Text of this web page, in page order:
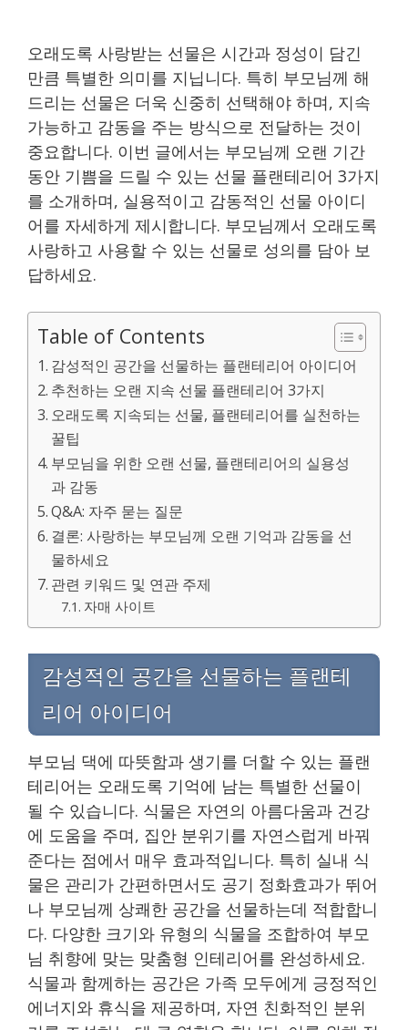
오래도록 사랑받는 선물은 시간과 정성이 담긴
만큼 특별한 의미를 지닙니다. 특히 부모님께 해
드리는 선물은 더욱 신중히 선택해야 하며, 지속
가능하고 감동을 주는 방식으로 전달하는 것이
중요합니다. 이번 글에서는 부모님께 오랜 기간
동안 기쁨을 드릴 수 있는 선물 플랜테리어 3가지
를 소개하며, 실용적이고 감동적인 선물 아이디
어를 자세하게 제시합니다. 부모님께서 오래도록
사랑하고 사용할 수 있는 선물로 성의를 담아 보
답하세요.
Table of Contents
감성적인 공간을 선물하는 플랜테리어 아이디어
추천하는 오랜 지속 선물 플랜테리어 3가지
오래도록 지속되는 선물, 플랜테리어를 실천하는
꿀팁
부모님을 위한 오랜 선물, 플랜테리어의 실용성
과 감동
Q&A: 자주 묻는 질문
결론: 사랑하는 부모님께 오랜 기억과 감동을 선
물하세요
관련 키워드 및 연관 주제
자매 사이트
감성적인 공간을 선물하는 플랜테
리어 아이디어
부모님 댁에 따뜻함과 생기를 더할 수 있는 플랜
테리어는 오래도록 기억에 남는 특별한 선물이
될 수 있습니다. 식물은 자연의 아름다움과 건강
에 도움을 주며, 집안 분위기를 자연스럽게 바꿔
준다는 점에서 매우 효과적입니다. 특히 실내 식
물은 관리가 간편하면서도 공기 정화효과가 뛰어
나 부모님께 상쾌한 공간을 선물하는데 적합합니
다. 다양한 크기와 유형의 식물을 조합하여 부모
님 취향에 맞는 맞춤형 인테리어를 완성하세요.
식물과 함께하는 공간은 가족 모두에게 긍정적인
에너지와 휴식을 제공하며, 자연 친화적인 분위